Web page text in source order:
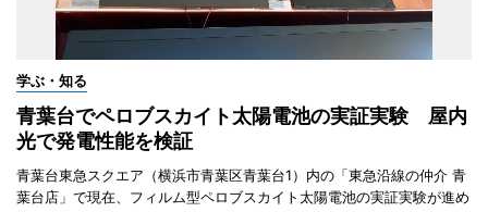
学ぶ・知る
青葉台でペロブスカイト太陽電池の実証実験 屋内
光で発電性能を検証
青葉台東急スクエア（横浜市青葉区青葉台1）内の「東急沿線の仲介 青
葉台店」で現在、フィルム型ペロブスカイト太陽電池の実証実験が進め